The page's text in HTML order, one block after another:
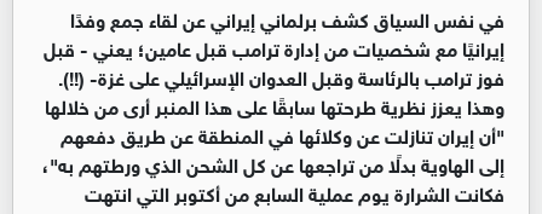
في نفس السياق كشف برلماني إيراني عن لقاء جمع وفدًا
إيرانيًا مع شخصيات من إدارة ترامب قبل عامين؛ يعني - قبل
فوز ترامب بالرئاسة وقبل العدوان الإسرائيلي على غزة- (!!).
وهذا يعزز نظرية طرحتها سابقًا على هذا المنبر أرى من خلالها
"أن إيران تنازلت عن وكلائها في المنطقة عن طريق دفعهم
إلى الهاوية بدلًا من تراجعها عن كل الشحن الذي ورطتهم به"،
فكانت الشرارة يوم عملية السابع من أكتوبر التي انتهت